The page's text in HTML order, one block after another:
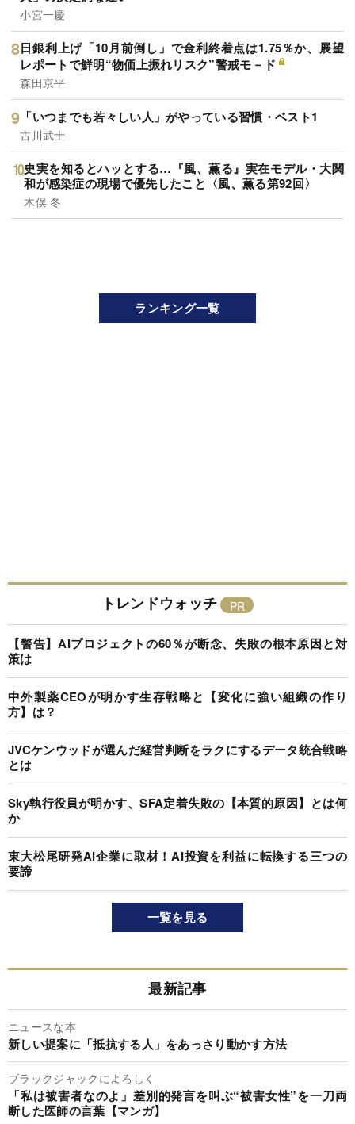
小宮一慶
日銀利上げ「10月前倒し」で金利終着点は1.75％か、展望
レポートで鮮明“物価上振れリスク”警戒モ－ド
森田京平
「いつまでも若々しい人」がやっている習慣・ベスト1
古川武士
史実を知るとハッとする…『風、薫る』実在モデル・大関
和が感染症の現場で優先したこと〈風、薫る第92回〉
木俣 冬
ランキング一覧
トレンドウォッチ
【警告】AIプロジェクトの60％が断念、失敗の根本原因と対
策は
中外製薬CEOが明かす生存戦略と【変化に強い組織の作り
方】は？
JVCケンウッドが選んだ経営判断をラクにするデータ統合戦略
とは
Sky執行役員が明かす、SFA定着失敗の【本質的原因】とは何
か
東大松尾研発AI企業に取材！AI投資を利益に転換する三つの
要諦
一覧を見る
最新記事
ニュースな本
新しい提案に「抵抗する人」をあっさり動かす方法
ブラックジャックによろしく
「私は被害者なのよ」差別的発言を叫ぶ“被害女性”を一刀両
断した医師の言葉【マンガ】